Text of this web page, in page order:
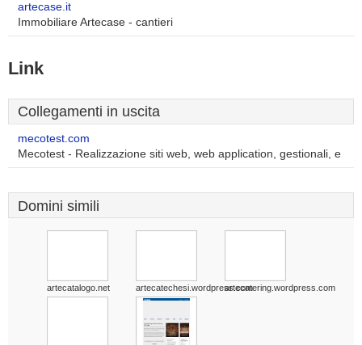
artecase.it
Immobiliare Artecase - cantieri
Link
Collegamenti in uscita
mecotest.com
Mecotest - Realizzazione siti web, web application, gestionali, e
Domini simili
artecatalogo.net artecatechesi.wordpress.comartecatering.wordpress.com